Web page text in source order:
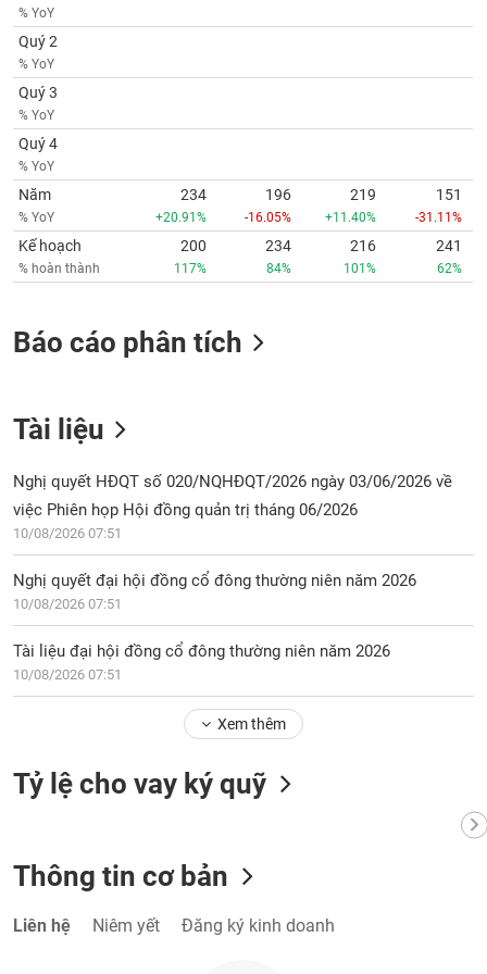
% YoY
Quý 2
% YoY
Quý 3
% YoY
Quý 4
% YoY
Năm
% YoY
234
+20.91%
196
-16.05%
219
+11.40%
151
-31.11%
Kế hoạch
% hoàn thành
200
117%
234
84%
216
101%
241
62%
Báo cáo phân tích
Tài liệu
Nghị quyết HĐQT số 020/NQHĐQT/2026 ngày 03/06/2026 về
việc Phiên họp Hội đồng quản trị tháng 06/2026
10/08/2026 07:51
Nghị quyết đại hội đồng cổ đông thường niên năm 2026
10/08/2026 07:51
Tài liệu đại hội đồng cổ đông thường niên năm 2026
10/08/2026 07:51
Xem thêm
Tỷ lệ cho vay ký quỹ
Thông tin cơ bản
Liên hệ Niêm yết Đăng ký kinh doanh
phân
tích
(-)
Thuật
ngữ
(-)
Dịch
vụ
(-)
tạo
chính
Công
tư
thông
Dữ